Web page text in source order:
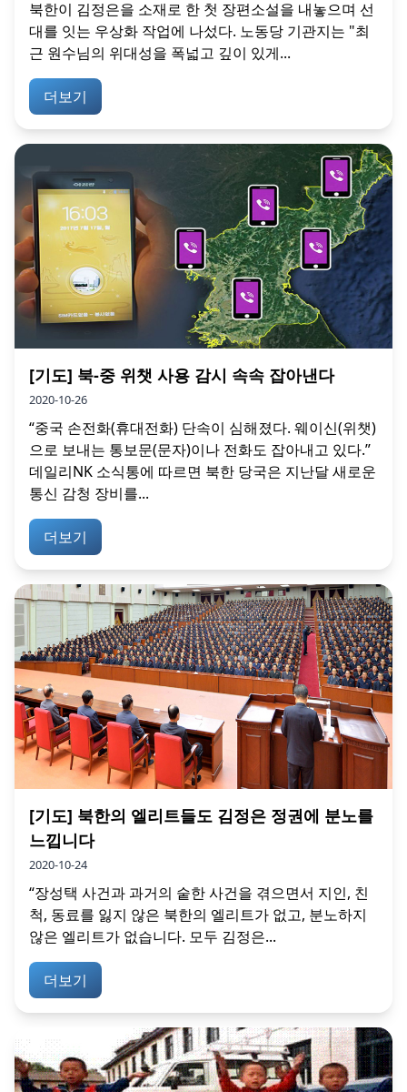
북한이 김정은을 소재로 한 첫 장편소설을 내놓으며 선
대를 잇는 우상화 작업에 나섰다. 노동당 기관지는 "최
근 원수님의 위대성을 폭넓고 깊이 있게...
더보기
[기도] 북-중 위챗 사용 감시 속속 잡아낸다
2020-10-26
“중국 손전화(휴대전화) 단속이 심해졌다. 웨이신(위챗)
으로 보내는 통보문(문자)이나 전화도 잡아내고 있다.”
데일리NK 소식통에 따르면 북한 당국은 지난달 새로운
통신 감청 장비를...
더보기
[기도] 북한의 엘리트들도 김정은 정권에 분노를
느낍니다
2020-10-24
“장성택 사건과 과거의 숱한 사건을 겪으면서 지인, 친
척, 동료를 잃지 않은 북한의 엘리트가 없고, 분노하지
않은 엘리트가 없습니다. 모두 김정은...
더보기